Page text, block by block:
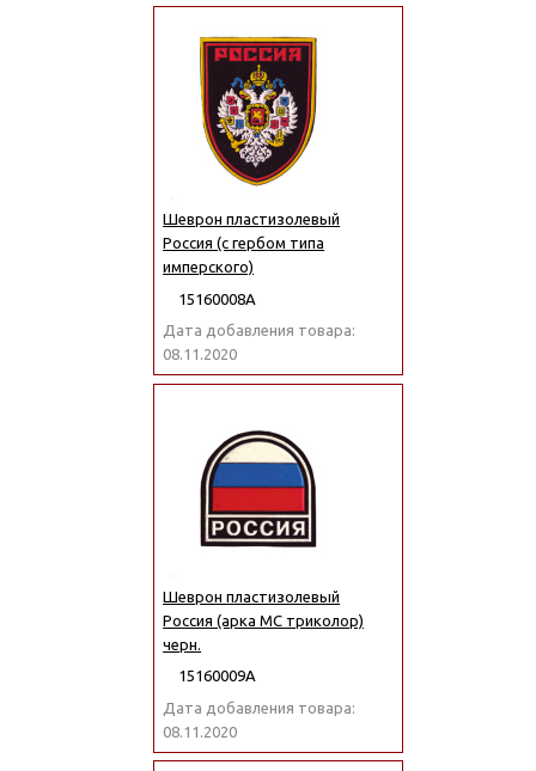
Шеврон пластизолевый
Россия (с гербом типа
имперского)
15160008А
Дата добавления товара:
08.11.2020
Шеврон пластизолевый
Россия (арка МС триколор)
черн.
15160009А
Дата добавления товара:
08.11.2020